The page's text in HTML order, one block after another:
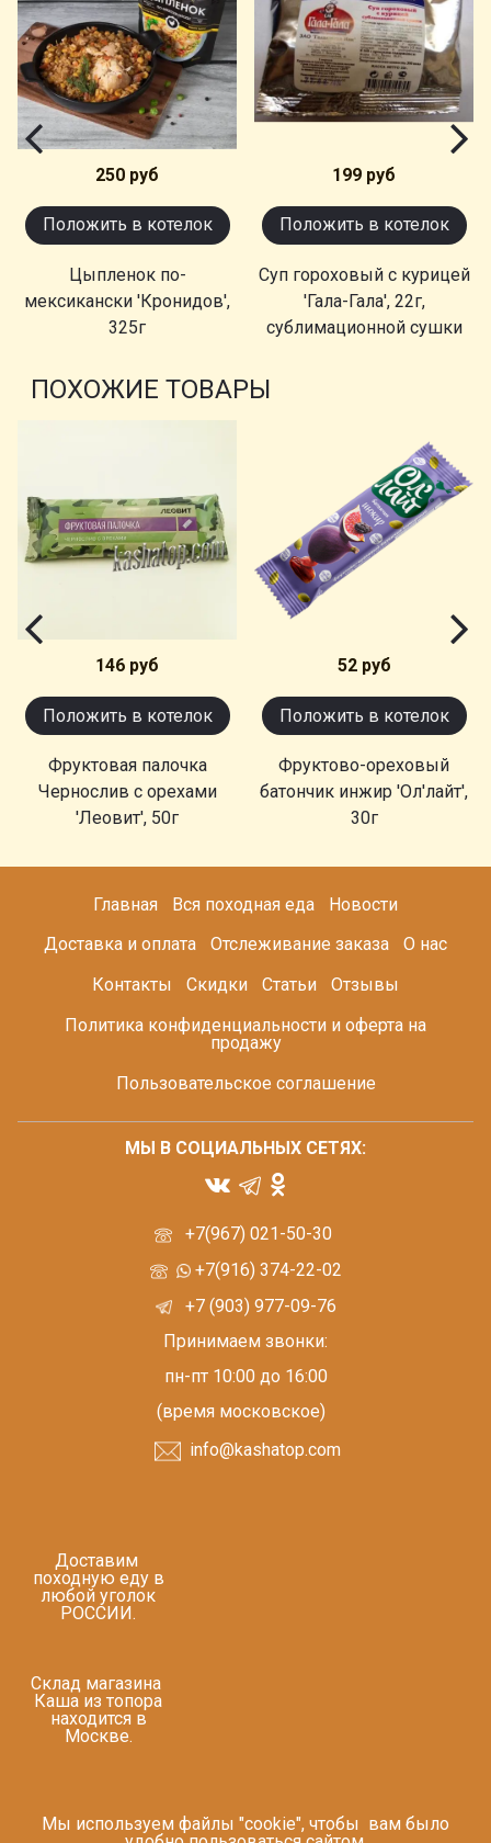
250 руб
Положить в котелок
Цыпленок по-
мексикански 'Кронидов',
325г
199 руб
Положить в котелок
Суп гороховый с курицей
'Гала-Гала', 22г,
сублимационной сушки
ПОХОЖИЕ ТОВАРЫ
146 руб
Положить в котелок
Фруктовая палочка
Чернослив с орехами
'Леовит', 50г
52 руб
Положить в котелок
Фруктово-ореховый
батончик инжир 'Ол'лайт',
30г
Главная Вся походная еда
Новости
Доставка и оплата
Отслеживание заказа
О нас
Контакты
Скидки Статьи
Отзывы
Политика конфиденциальности и оферта на
продажу
Пользовательское соглашение
+7(967) 021-50-30
+7(916) 374-22-02
+7 (903) 977-09-76
Принимаем звонки:
пн-пт 10:00 до 16:00
(время московское)
info@kashatop.com
Доставим
походную еду в
любой уголок
РОССИИ.
Склад магазина
Каша из топора
находится в
Москве.
МЫ В СОЦИАЛЬНЫХ СЕТЯХ:
Мы используем файлы "cookie", чтобы вам было